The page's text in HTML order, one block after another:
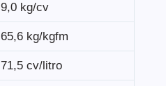
9,0 kg/cv
65,6 kg/kgfm
71,5 cv/litro